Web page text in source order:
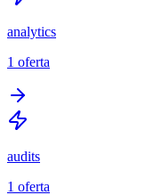
analytics
1 oferta
audits
1 oferta